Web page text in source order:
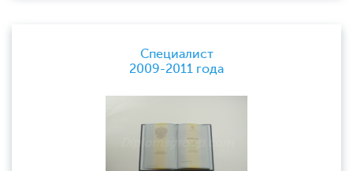
Специалист
2009-2011 года